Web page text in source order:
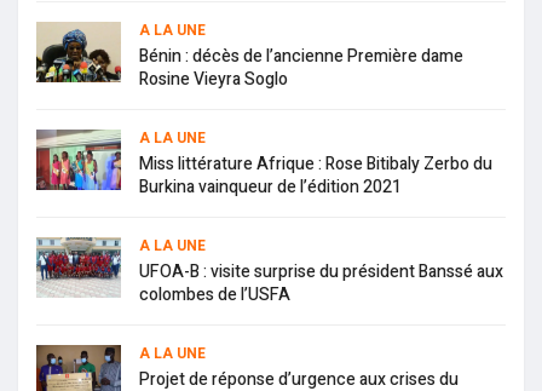
A LA UNE
Bénin : décès de l’ancienne Première dame
Rosine Vieyra Soglo
A LA UNE
Miss littérature Afrique : Rose Bitibaly Zerbo du
Burkina vainqueur de l’édition 2021
A LA UNE
UFOA-B : visite surprise du président Banssé aux
colombes de l’USFA
A LA UNE
Projet de réponse d’urgence aux crises du